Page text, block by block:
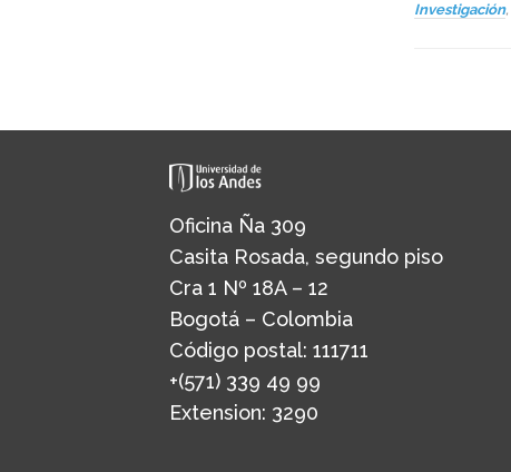
Investigación,
Oficina Ña 309
Casita Rosada, segundo piso
Cra 1 Nº 18A – 12
Bogotá – Colombia
Código postal: 111711
+(571) 339 49 99
Extension: 3290